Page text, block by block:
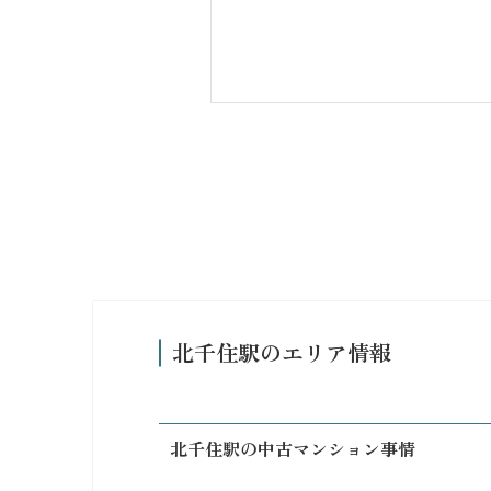
北千住駅のエリア情報
北千住駅の中古マンション事情